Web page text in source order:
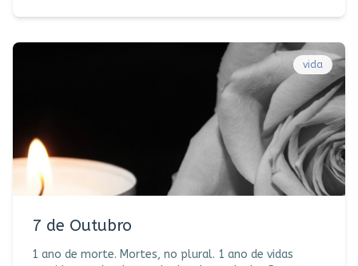
mês seguinte eu estava grávida. Foi depois de 2 anos
de espera, nove Beta HCG negativos, um diagnósticovida
7 de Outubro
1 ano de morte. Mortes, no plural. 1 ano de vidas